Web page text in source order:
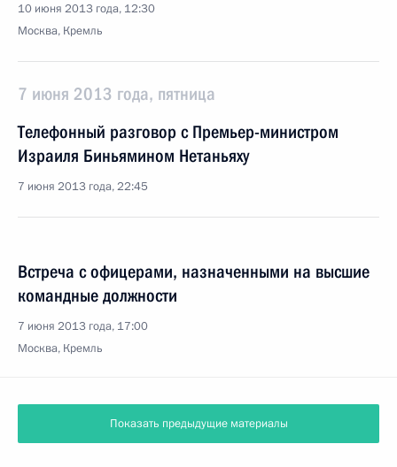
10 июня 2013 года, 12:30
Москва, Кремль
7 июня 2013 года, пятница
Телефонный разговор с Премьер-министром
Израиля Биньямином Нетаньяху
7 июня 2013 года, 22:45
Встреча с офицерами, назначенными на высшие
командные должности
7 июня 2013 года, 17:00
Москва, Кремль
Показать предыдущие материалы